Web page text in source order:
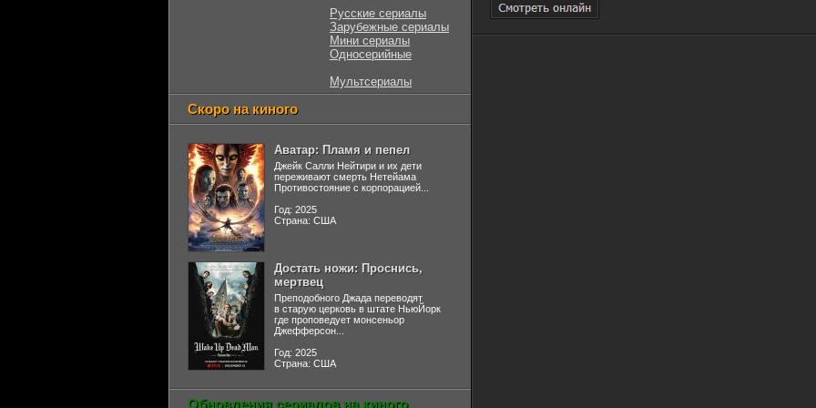
Русские сериалы
Зарубежные сериалы
Мини сериалы
Односерийные
Мультсериалы
Скоро на киного
Аватар: Пламя и пепел
Джейк Салли Нейтири и их дети
переживают смерть Нетейама
Противостояние с корпорацией...
Год: 2025
Страна: США
Достать ножи: Проснись,
мертвец
Преподобного Джада переводят
в старую церковь в штате НьюЙорк
где проповедует монсеньор
Джефферсон...
Год: 2025
Страна: США
Обновления сериалов на киного